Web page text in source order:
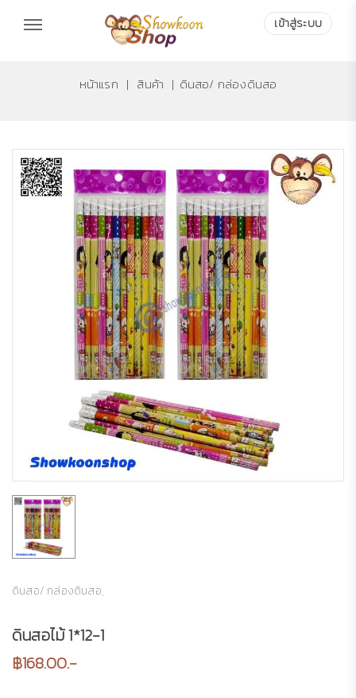
เข้าสู่ระบบ
หน้าแรก | สินค้า | ดินสอ/ กล่องดินสอ
ดินสอ/ กล่องดินสอ,
ดินสอไม้ 1*12-1
฿168.00.-